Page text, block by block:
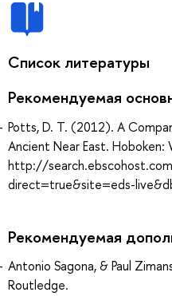
Список литературы
Рекомендуемая
Potts, D. T. (2012). A
Ancient Near East.
http://
direct=true&site=eds-
Рекомендуемая
Antonio Sagona, & Paul
Routledge.